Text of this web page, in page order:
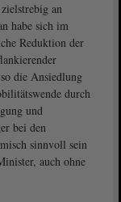
an
habe sich im
Reduktion der
die Ansiedlung
durch
und
bei den
sinnvoll sein
auch ohne